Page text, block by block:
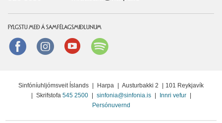
FYLGSTU MEÐ Á SAMFÉLAGSMIÐLUNUM
FacebookinstagramYoutube
Sinfóníuhljómsveit Íslands | Harpa | Austurbakki 2 | 101 Reykjavík
| Skrifstofa 545 2500 | sinfonia@sinfonia.is | Innri vefur |
Persónuvernd